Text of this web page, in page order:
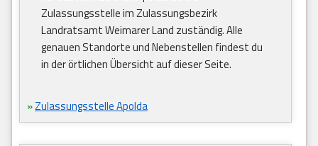
Zulassungsstelle im Zulassungsbezirk
Landratsamt Weimarer Land zuständig. Alle
genauen Standorte und Nebenstellen findest du
in der örtlichen Übersicht auf dieser Seite.
»Zulassungsstelle Apolda